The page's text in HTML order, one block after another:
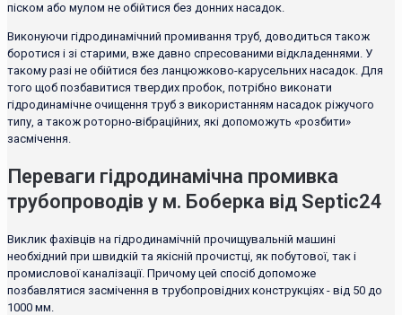
піском або мулом не обійтися без донних насадок.
Виконуючи гідродинамічний промивання труб, доводиться також
боротися і зі старими, вже давно спресованими відкладеннями. У
такому разі не обійтися без ланцюжково-карусельних насадок. Для
того щоб позбавитися твердих пробок, потрібно виконати
гідродинамічне очищення труб з використанням насадок ріжучого
типу, а також роторно-вібраційних, які допоможуть «розбити»
засмічення.
Переваги гідродинамічна промивка
трубопроводів у м. Боберка від Septic24
Виклик фахівців на гідродинамічній прочищувальній машині
необхідний при швидкій та якісній прочистці, як побутової, так і
промислової каналізації. Причому цей спосіб допоможе
позбавлятися засмічення в трубопровідних конструкціях - від 50 до
1000 мм.